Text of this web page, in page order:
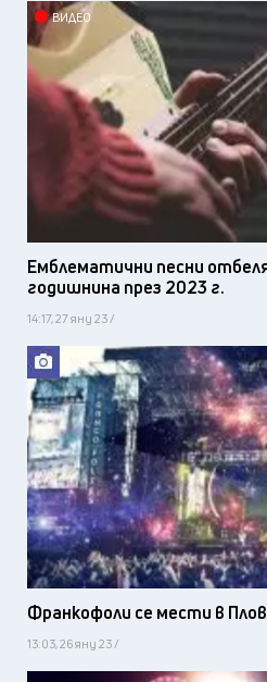
ВИДЕО
Емблематични песни
годишнина през 2023 г.
14:17, 27 яну 23 /
Франкофоли се мести в
13:03, 26 яну 23 /